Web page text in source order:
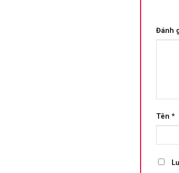
Đánh
Tên *